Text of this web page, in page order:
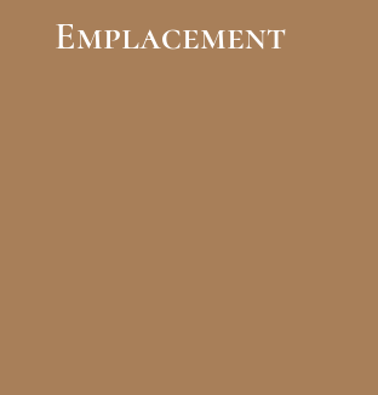
Emplacement